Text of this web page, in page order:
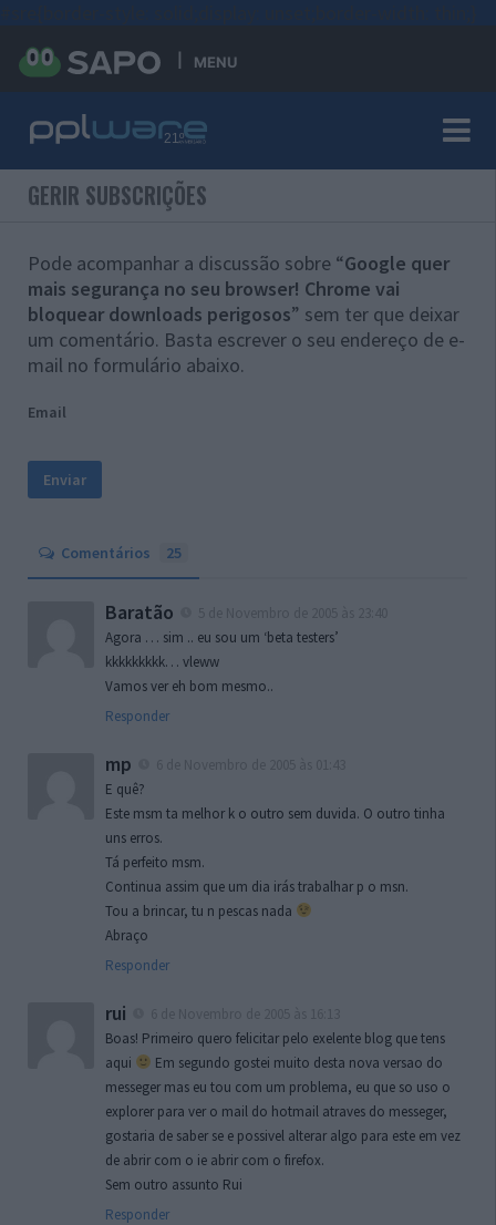
MENU
GERIR SUBSCRIÇÕES
Pode acompanhar a discussão sobre “Google quer
mais segurança no seu browser! Chrome vai
bloquear downloads perigosos” sem ter que deixar
um comentário. Basta escrever o seu endereço de e-
mail no formulário abaixo.
Email
Comentários 25
Baratão
Agora … sim .. eu sou um ‘beta testers’
kkkkkkkkk… vleww
Vamos ver eh bom mesmo..
Responder
mp
E quê?
Este msm ta melhor k o outro sem duvida. O outro tinha
uns erros.
Tá perfeito msm.
Continua assim que um dia irás trabalhar p o msn.
Tou a brincar, tu n pescas nada
Abraço
Responder
rui
Boas! Primeiro quero felicitar pelo exelente blog que tens
aqui
Em segundo gostei muito desta nova versao do
messeger mas eu tou com um problema, eu que so uso o
explorer para ver o mail do hotmail atraves do messeger,
gostaria de saber se e possivel alterar algo para este em vez
de abrir com o ie abrir com o firefox.
Sem outro assunto Rui
Responder